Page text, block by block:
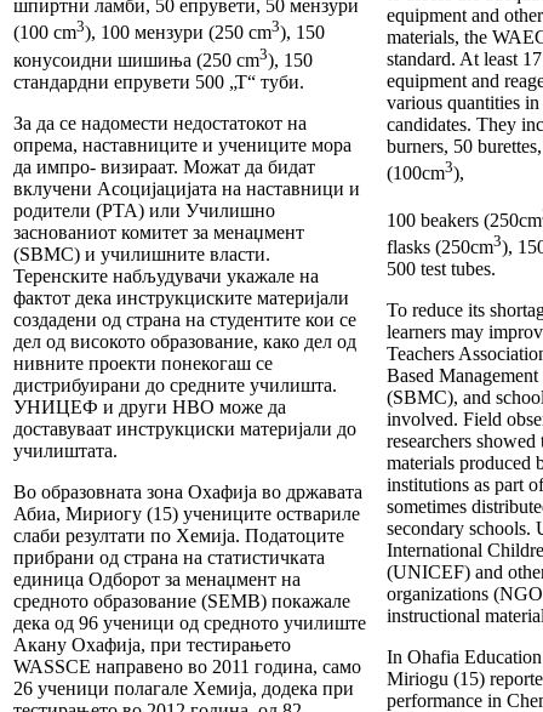
шпиртни ламби, 50 епрувети, 50 мензури
(100 cm3), 100 мензури (250 cm3), 150
конусоидни шишиња (250 cm3), 150
стандардни епрувети 500 „Т“ туби.
За да се надомести недостатокот на
опрема, наставниците и учениците мора
да импро- визираат. Можат да бидат
вклучени Асоцијацијата на наставници и
родители (PTA) или Училишно
заснованиот комитет за менаџмент
(SBMC) и училишните власти.
Теренските набљудувачи укажале на
фактот дека инструкциските материјали
создадени од страна на студентите кои се
дел од високото образование, како дел од
нивните проекти понекогаш се
дистрибуирани до средните училишта.
УНИЦЕФ и други НВО може да
доставуваат инструкциски материјали до
училиштата.
Во образовната зона Охафија во државата
Абиа, Мириогу (15) учениците оствариле
слаби резултати по Хемија. Податоците
прибрани од страна на статистичката
единица Одборот за менаџмент на
средното образование (SEMB) покажале
дека од 96 ученици од средното училиште
Акану Охафија, при тестирањето
WASSCE направено во 2011 година, само
26 ученици полагале Хемија, додека при
equipment and
materials, the
standard. At least
equipment and
various quantities
candidates. They
burners, 50
(100cm3),
100 beakers (250cm
flasks (250cm3),
500 test tubes.
To reduce its
learners may
Teachers
Based
(SBMC), and
involved. Field
researchers
materials produced
institutions as part
sometimes
secondary schools.
International
(UNICEF) and
organizations
instructional
In Ohafia
Miriogu (15)
performance in